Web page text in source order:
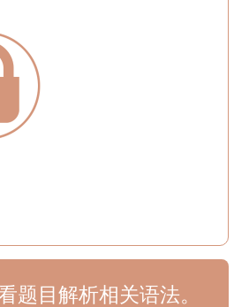
题目解析相关语法。